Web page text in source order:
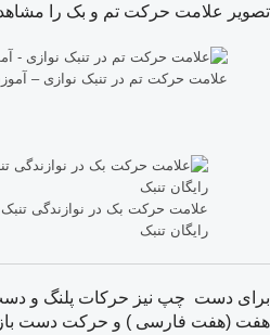
تصویر علامت حرکت تم و بک را
علامت حرکت تم در تنبک نوازی –
رایگان تنبک
برای دست چپ نیز حرکات پلنگ و دست
هفت (هفت فارسی ) و حرکت دست باز